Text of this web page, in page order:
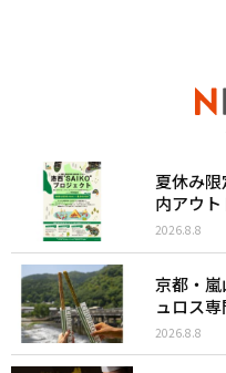
夏休み
内アウ
2026.8.8
京都・
ュロス
2026.8.8